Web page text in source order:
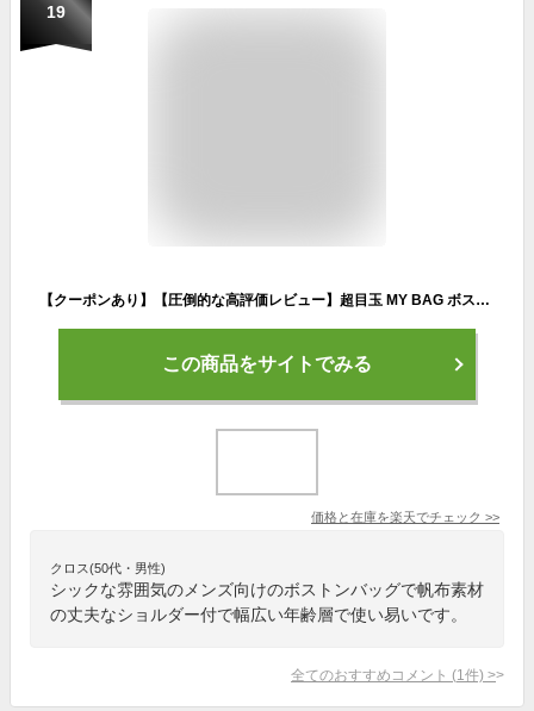
19
【クーポンあり】【圧倒的な高評価レビュー】超目玉 MY BAG ボストンバッグ 旅行鞄かばん 超大容量 高級キャンバス 帆布 メンズ 2WAY ショルダー付き 旅行 出張 4日3泊 底鋲付き 1018 新生活 父の日 誕生日 クリスマス 実用的 ギフト プレゼント
この商品をサイトでみる
価格と在庫を楽天でチェック >>
クロス(50代・男性)
シックな雰囲気のメンズ向けのボストンバッグで帆布素材
の丈夫なショルダー付で幅広い年齢層で使い易いです。
全てのおすすめコメント (1 件) >